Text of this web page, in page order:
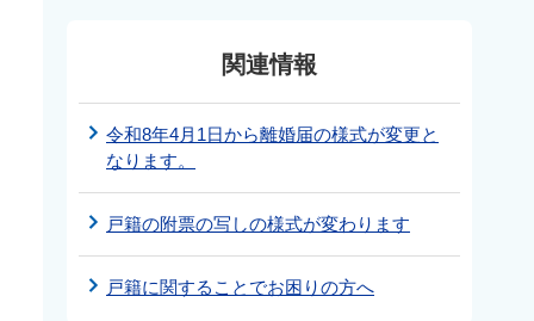
関連情報
令和8年4月1日から離婚届の様式が変更と
なります。
戸籍の附票の写しの様式が変わります
戸籍に関することでお困りの方へ